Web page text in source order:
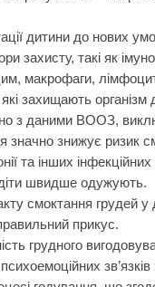
дитини до нових
захисту, такі як
макрофаги,
захищають організм
з даними ВООЗ,
значно знижує ризик
та інших
швидше одужують.
смоктання грудей у
прикус.
грудного
зв’язків